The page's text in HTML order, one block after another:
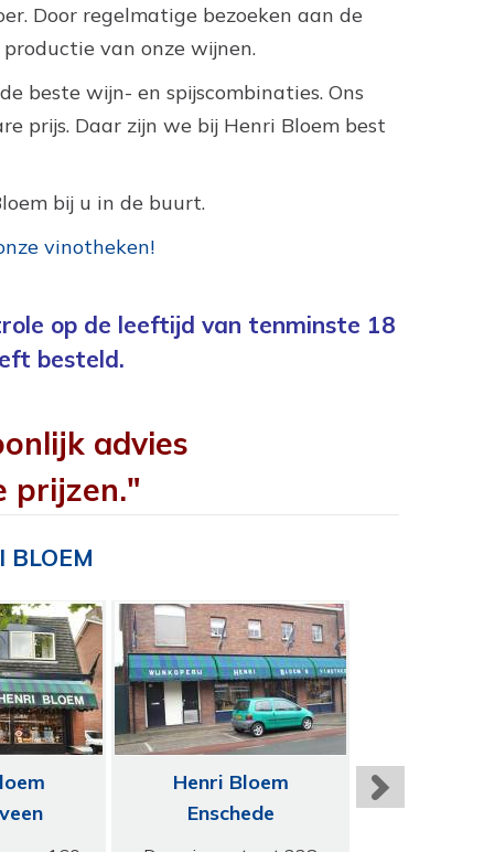
Door regelmatige bezoeken aan de
van onze wijnen.
beste wijn- en spijscombinaties. Ons
prijs. Daar zijn we bij Henri Bloem best
bij u in de buurt.
vinotheken!
op de leeftijd van tenminste 18
besteld.
advies
prijzen."
BLOEM
Henri Bloem
Enschede